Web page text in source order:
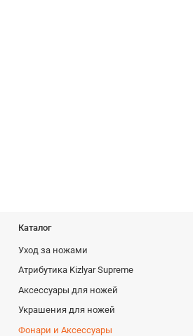
Каталог
Уход за ножами
Атрибутика Kizlyar Supreme
Аксессуары для ножей
Украшения для ножей
Фонари и Аксессуары